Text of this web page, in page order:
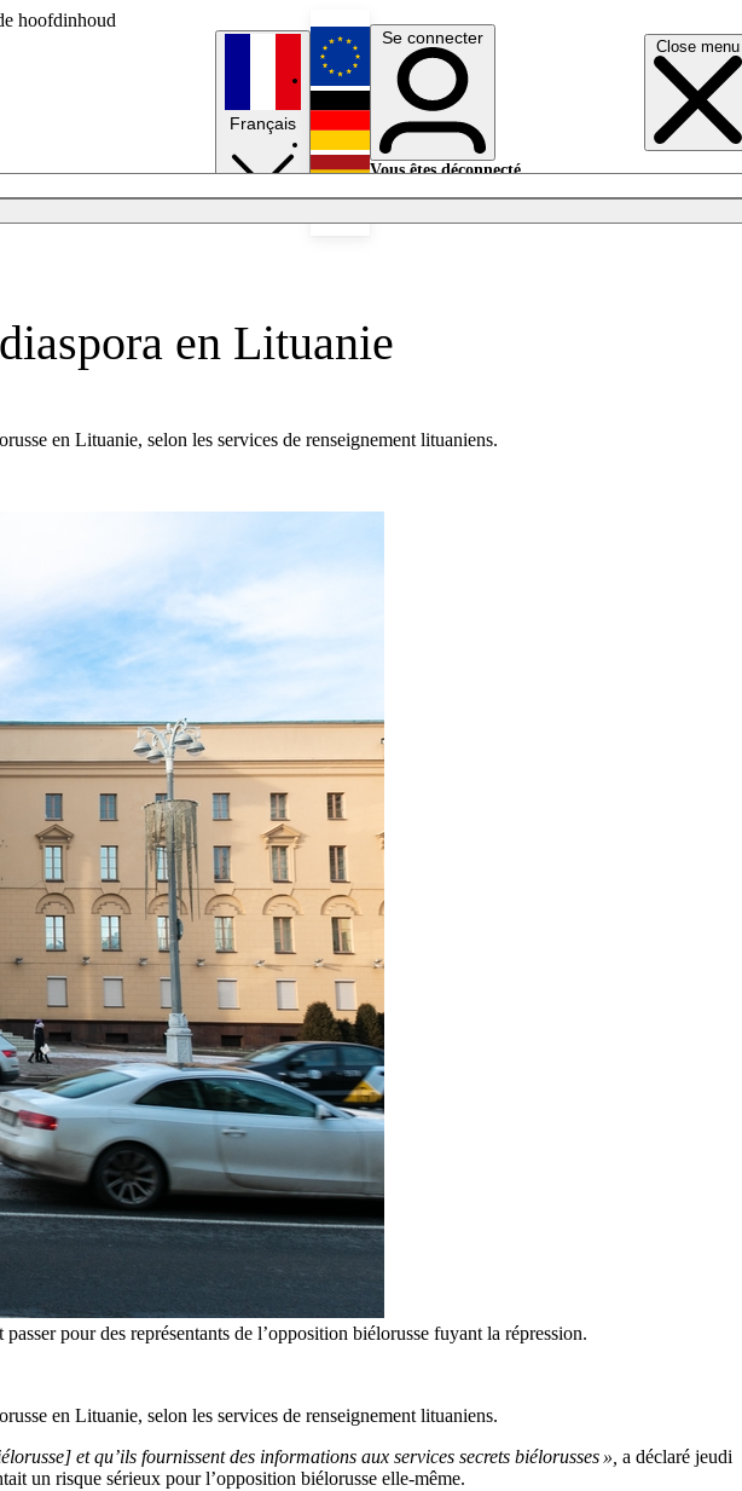
hoofdinhoud
Close menu
Français
English
Deutsch
Se connecter
Vous êtes déconnecté.
en Lituanie
en Lituanie, selon les services de renseignement lituaniens.
pour des représentants de l’opposition biélorusse fuyant la répression.
en Lituanie, selon les services de renseignement lituaniens.
et qu’ils fournissent des informations aux services secrets biélorusses », a déclaré jeudi
un risque sérieux pour l’opposition biélorusse elle-même.